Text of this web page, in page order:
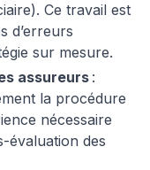
Ce travail est
d’erreurs
sur mesure.
assureurs:
la procédure
nécessaire
évaluation des